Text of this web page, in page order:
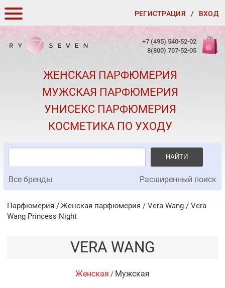
РЕГИСТРАЦИЯ / ВХОД
КАК ЗАКАЗАТЬ
СКИДКИ
КОНТАКТЫ
О КАЧЕСТВЕ
ПОДАРКИ К ЗАКАЗАМ
+7 (495) 540-52-02
8(800) 707-52-05
ЖЕНСКАЯ ПАРФЮМЕРИЯ
МУЖСКАЯ ПАРФЮМЕРИЯ
УНИСЕКС ПАРФЮМЕРИЯ
КОСМЕТИКА ПО УХОДУ
НАЙТИ
Все бренды Расширенный поиск
Парфюмерия Женская парфюмерия / Vera Wang / Vera
Wang Princess Night
VERA WANG
Женская / Мужская